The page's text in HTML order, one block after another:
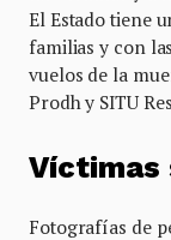
El Estado tiene
familias y con
vuelos de la
Prodh y SITU
Víctimas
Fotografías de